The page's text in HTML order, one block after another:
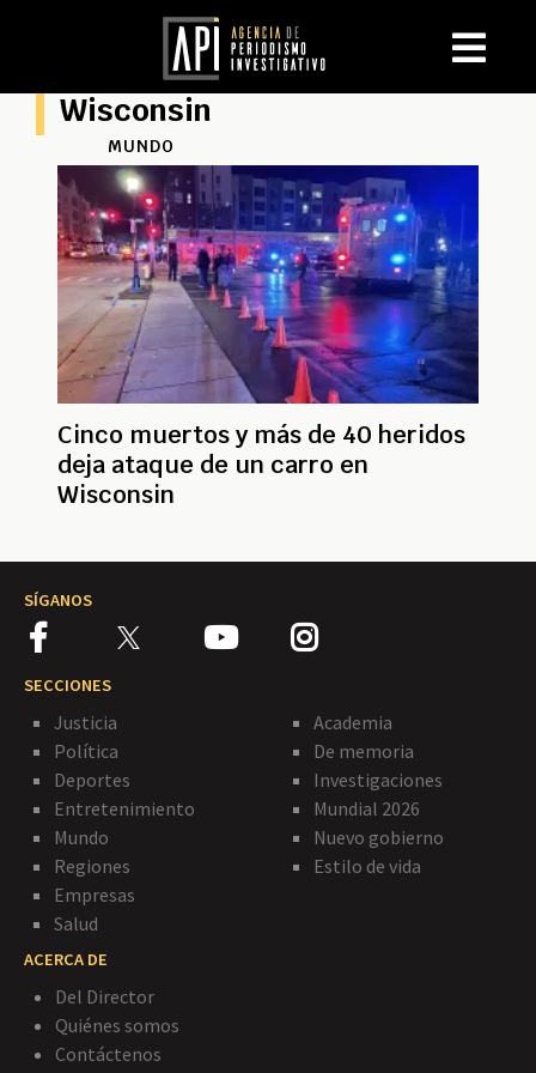
Wisconsin
MUNDO
Cinco muertos y más de 40 heridos
deja ataque de un carro en
Wisconsin
SÍGANOS
SECCIONES
Justicia
Política
Deportes
Entretenimiento
Mundo
Regiones
Empresas
Salud
Academia
De memoria
Investigaciones
Mundial 2026
Nuevo gobierno
Estilo de vida
ACERCA DE
Del Director
Quiénes somos
Contáctenos